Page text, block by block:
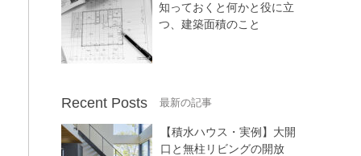
知っておくと何かと役に立
つ、建築面積のこと
Recent Posts
【積水ハウス・実例】大開
口と無柱リビングの開放